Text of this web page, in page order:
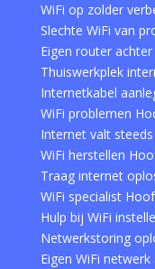
WiFi op zolder
Slechte WiFi van
Eigen router
Thuiswerkplek
Internetkabel
WiFi problemen
Internet valt
WiFi herstellen
Traag internet
WiFi specialist
Hulp bij WiFi
Netwerkstoring
Eigen WiFi